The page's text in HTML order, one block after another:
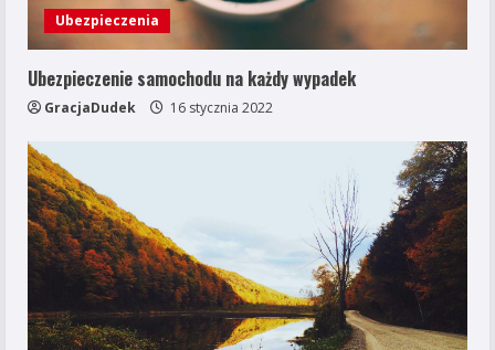
Ubezpieczenia
Ubezpieczenie samochodu na każdy wypadek
GracjaDudek 16 stycznia 2022